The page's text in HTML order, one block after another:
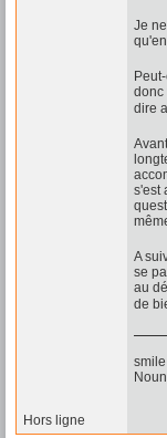
Je
donc
dire
s'est
A
se
au
de
Hors ligne